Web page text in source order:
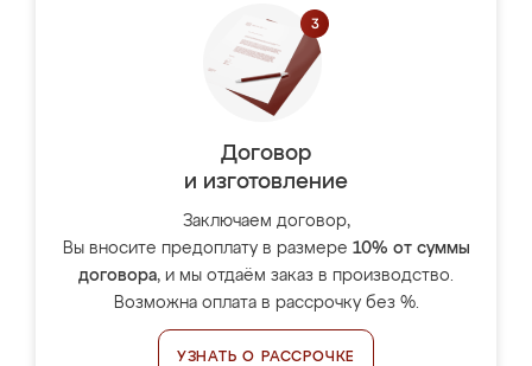
Договор
и изготовление
Заключаем договор,
Вы вносите предоплату в размере 10% от суммы
договора, и мы отдаём заказ в производство.
Возможна оплата в рассрочку без %.
УЗНАТЬ О РАССРОЧКЕ